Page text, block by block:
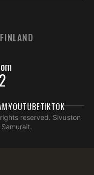
FINLAND
reserved. Sivuston
YOUTUBETIKTOK